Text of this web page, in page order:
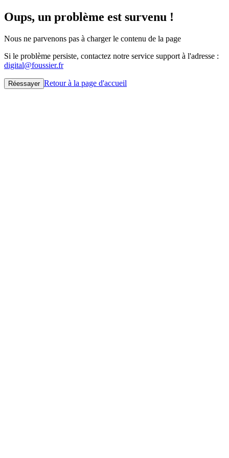
Oups, un problème est survenu !
Nous ne parvenons pas à charger le contenu de la page
Si le problème persiste, contactez notre service support à l'adresse :
digital@foussier.fr
Réessayer Retour à la page d'accueil